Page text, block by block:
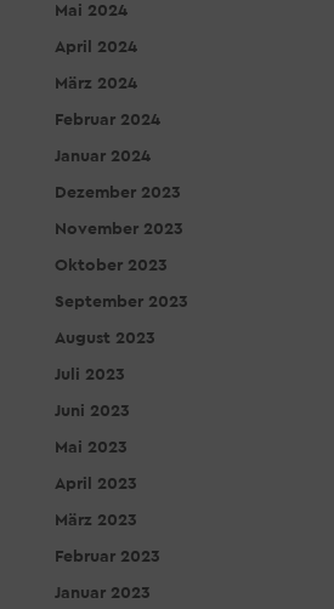
Mai 2024
April 2024
März 2024
Februar 2024
Januar 2024
Dezember 2023
November 2023
Oktober 2023
September 2023
August 2023
Juli 2023
Juni 2023
Mai 2023
April 2023
März 2023
Februar 2023
Januar 2023